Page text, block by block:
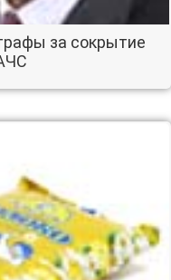
за сокрытие